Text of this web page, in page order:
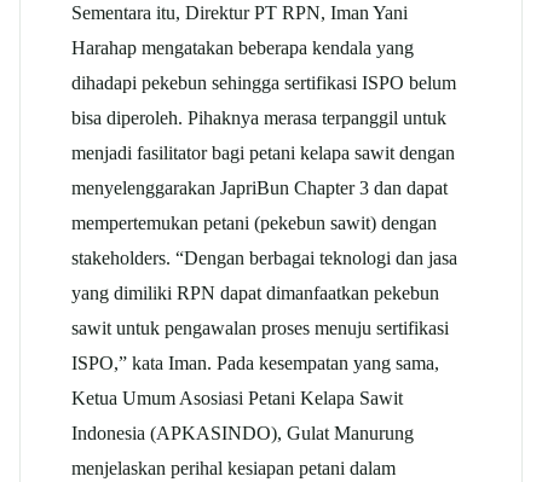
Sementara itu, Direktur PT RPN, Iman Yani
Harahap mengatakan beberapa kendala yang
dihadapi pekebun sehingga sertifikasi ISPO belum
bisa diperoleh. Pihaknya merasa terpanggil untuk
menjadi fasilitator bagi petani kelapa sawit dengan
menyelenggarakan JapriBun Chapter 3 dan dapat
mempertemukan petani (pekebun sawit) dengan
stakeholders. “Dengan berbagai teknologi dan jasa
yang dimiliki RPN dapat dimanfaatkan pekebun
sawit untuk pengawalan proses menuju sertifikasi
ISPO,” kata Iman. Pada kesempatan yang sama,
Ketua Umum Asosiasi Petani Kelapa Sawit
Indonesia (APKASINDO), Gulat Manurung
menjelaskan perihal kesiapan petani dalam